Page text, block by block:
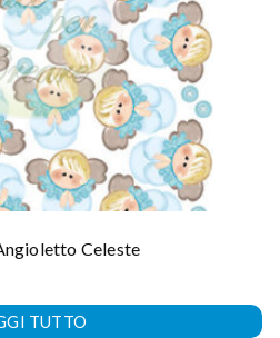
Celeste
TUTTO